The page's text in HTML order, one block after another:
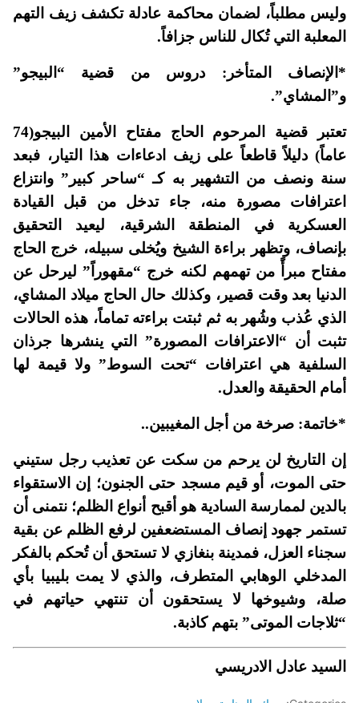
وليس مطلباً، لضمان محاكمة عادلة تكشف زيف التهم
المعلبة التي تُكال للناس جزافاً.
*الإنصاف المتأخر: دروس من قضية “البيجو”
و”المشاي”.
تعتبر قضية المرحوم الحاج مفتاح الأمين البيجو(74
عاماً) دليلاً قاطعاً على زيف ادعاءات هذا التيار، فبعد
سنة ونصف من التشهير به كـ “ساحر كبير” وانتزاع
اعترافات مصورة منه، جاء تدخل من قبل القيادة
العسكرية في المنطقة الشرقية، ليعيد التحقيق
بإنصاف، وتظهر براءة الشيخ ويُخلى سبيله، خرج الحاج
مفتاح مبرأً من تهمهم لكنه خرج “مقهوراً” ليرحل عن
الدنيا بعد وقت قصير، وكذلك حال الحاج ميلاد المشاي،
الذي عُذب وشُهر به ثم ثبتت براءته تماماً، هذه الحالات
تثبت أن “الاعترافات المصورة” التي ينشرها جرذان
السلفية هي اعترافات “تحت السوط” ولا قيمة لها
أمام الحقيقة والعدل.
*خاتمة: صرخة من أجل المغيبين..
إن التاريخ لن يرحم من سكت عن تعذيب رجل ستيني
حتى الموت، أو قيم مسجد حتى الجنون؛ إن الاستقواء
بالدين لممارسة السادية هو أقبح أنواع الظلم؛ نتمنى أن
تستمر جهود إنصاف المستضعفين لرفع الظلم عن بقية
سجناء العزل، فمدينة بنغازي لا تستحق أن تُحكم بالفكر
المدخلي الوهابي المتطرف، والذي لا يمت بليبيا بأي
صلة، وشيوخها لا يستحقون أن تنتهي حياتهم في
“ثلاجات الموتى” بتهم كاذبة.
السيد عادل الادريسي